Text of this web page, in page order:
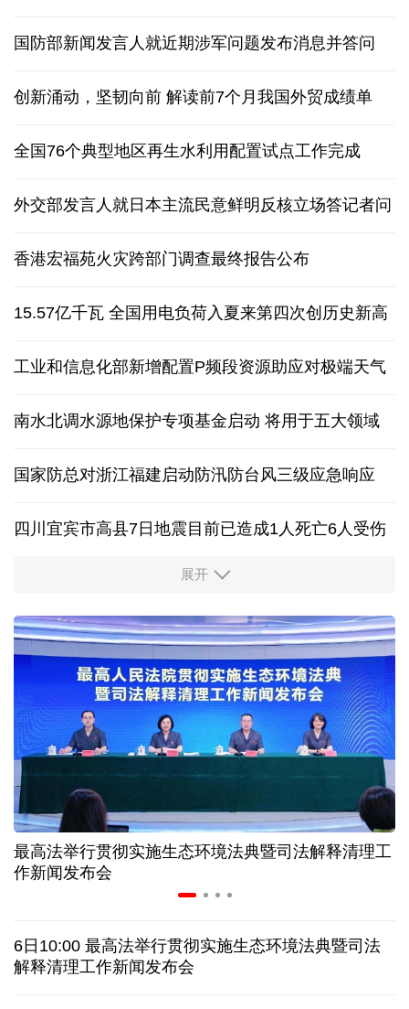
国防部新闻发言人就近期涉军问题发布消息并答问
创新涌动，坚韧向前 解读前7个月我国外贸成绩单
全国76个典型地区再生水利用配置试点工作完成
外交部发言人就日本主流民意鲜明反核立场答记者问
香港宏福苑火灾跨部门调查最终报告公布
15.57亿千瓦 全国用电负荷入夏来第四次创历史新高
工业和信息化部新增配置P频段资源助应对极端天气
南水北调水源地保护专项基金启动 将用于五大领域
国家防总对浙江福建启动防汛防台风三级应急响应
四川宜宾市高县7日地震目前已造成1人死亡6人受伤
四个关键词解读中国经济韧性
球票撬动全城消费 赛事经济如何将"流量"变"增量"
第五届数贸会将首设Token专区 探索算力贸易新路径
北京：非京籍家庭购房社保个税缴纳年限下调为一年
近346亿元 广东电网交出上半年投资建设亮眼答卷
31省份上半年外贸成绩单出炉 见证产业提质跃迁
俄黑客称获取北约直接参与袭击俄领土的书面证据
展开
最高法举行贯彻实施生态环境法典暨司法解释清理工
作新闻发布会
6日10:00 最高法举行贯彻实施生态环境法典暨司法
解释清理工作新闻发布会